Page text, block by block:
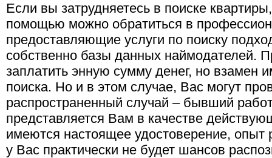
Если вы затрудняетесь в поиске
помощью можно обратиться в
предоставляющие услуги по поиску
собственно базы данных наймодателей.
заплатить энную сумму денег, но взамен
поиска. Но и в этом случае, Вас могут
распространенный случай – бывший
представляется Вам в качестве
имеются настоящее удостоверение, опыт
у Вас практически не будет шансов